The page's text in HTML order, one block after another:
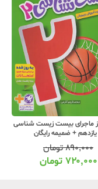
ماجرای بیست زیست شناسی
۸۹۰,۰۰۰تومان
۷۲۰,۰۰۰ تومان